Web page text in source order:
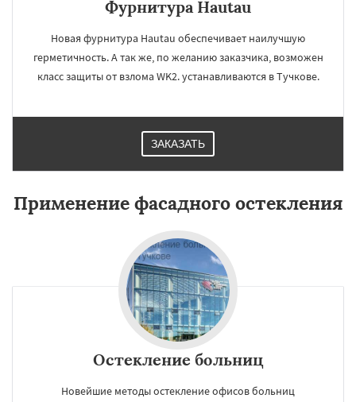
Фурнитура Hautau
Новая фурнитура Hautau обеспечивает наилучшую
герметичность. А так же, по желанию заказчика, возможен
класс защиты от взлома WK2. устанавливаются в Тучкове.
ЗАКАЗАТЬ
Применение фасадного остекления
Остекление больниц
Новейшие методы остекление офисов больниц